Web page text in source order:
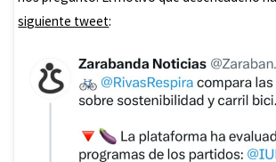
siguiente tweet: